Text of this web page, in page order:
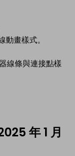
畫樣式。
線條與連接點樣
年 1 月